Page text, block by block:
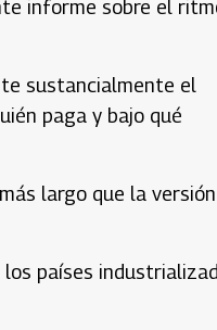
informe sobre el
sustancialmente el
paga y bajo qué
largo que la versión
países